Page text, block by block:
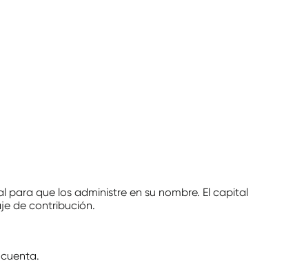
que los administre en su nombre. El capital
de contribución.